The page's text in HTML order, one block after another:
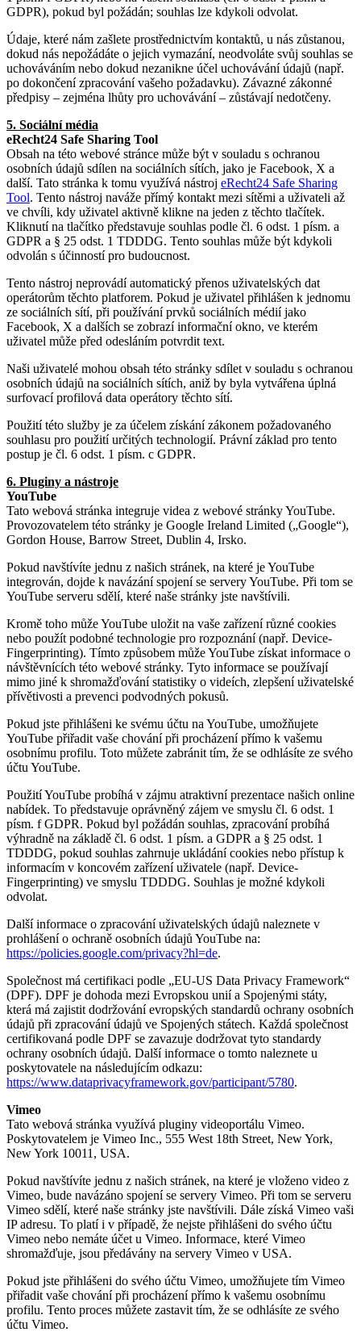
GDPR), pokud byl požádán; souhlas lze kdykoli odvolat.
Údaje, které nám zašlete prostřednictvím kontaktů, u nás zůstanou,
dokud nás nepožádáte o jejich vymazání, neodvoláte svůj souhlas se
uchováváním nebo dokud nezanikne účel uchovávání údajů (např.
po dokončení zpracování vašeho požadavku). Závazné zákonné
předpisy – zejména lhůty pro uchovávání – zůstávají nedotčeny.
5. Sociální média
eRecht24 Safe Sharing Tool
Obsah na této webové stránce může být v souladu s ochranou
osobních údajů sdílen na sociálních sítích, jako je Facebook, X a
další. Tato stránka k tomu využívá nástroj eRecht24 Safe Sharing
Tool. Tento nástroj naváže přímý kontakt mezi sítěmi a uživateli až
ve chvíli, kdy uživatel aktivně klikne na jeden z těchto tlačítek.
Kliknutí na tlačítko představuje souhlas podle čl. 6 odst. 1 písm. a
GDPR a § 25 odst. 1 TDDDG. Tento souhlas může být kdykoli
odvolán s účinností pro budoucnost.
Tento nástroj neprovádí automatický přenos uživatelských dat
operátorům těchto platforem. Pokud je uživatel přihlášen k jednomu
ze sociálních sítí, při používání prvků sociálních médií jako
Facebook, X a dalších se zobrazí informační okno, ve kterém
uživatel může před odesláním potvrdit text.
Naši uživatelé mohou obsah této stránky sdílet v souladu s ochranou
osobních údajů na sociálních sítích, aniž by byla vytvářena úplná
surfovací profilová data operátory těchto sítí.
Použití této služby je za účelem získání zákonem požadovaného
souhlasu pro použití určitých technologií. Právní základ pro tento
postup je čl. 6 odst. 1 písm. c GDPR.
6. Pluginy a nástroje
YouTube
Tato webová stránka integruje videa z webové stránky YouTube.
Provozovatelem této stránky je Google Ireland Limited („Google“),
Gordon House, Barrow Street, Dublin 4, Irsko.
Pokud navštívíte jednu z našich stránek, na které je YouTube
integrován, dojde k navázání spojení se servery YouTube. Při tom se
YouTube serveru sdělí, které naše stránky jste navštívili.
Kromě toho může YouTube uložit na vaše zařízení různé cookies
nebo použít podobné technologie pro rozpoznání (např. Device-
Fingerprinting). Tímto způsobem může YouTube získat informace o
návštěvnících této webové stránky. Tyto informace se používají
mimo jiné k shromažďování statistiky o videích, zlepšení uživatelské
přívětivosti a prevenci podvodných pokusů.
Pokud jste přihlášeni ke svému účtu na YouTube, umožňujete
YouTube přiřadit vaše chování při procházení přímo k vašemu
osobnímu profilu. Toto můžete zabránit tím, že se odhlásíte ze svého
účtu YouTube.
Použití YouTube probíhá v zájmu atraktivní prezentace našich online
nabídek. To představuje oprávněný zájem ve smyslu čl. 6 odst. 1
písm. f GDPR. Pokud byl požádán souhlas, zpracování probíhá
výhradně na základě čl. 6 odst. 1 písm. a GDPR a § 25 odst. 1
TDDDG, pokud souhlas zahrnuje ukládání cookies nebo přístup k
informacím v koncovém zařízení uživatele (např. Device-
Fingerprinting) ve smyslu TDDDG. Souhlas je možné kdykoli
odvolat.
Další informace o zpracování uživatelských údajů naleznete v
prohlášení o ochraně osobních údajů YouTube na:
https://policies.google.com/privacy?hl=de.
Společnost má certifikaci podle „EU-US Data Privacy Framework“
(DPF). DPF je dohoda mezi Evropskou unií a Spojenými státy,
která má zajistit dodržování evropských standardů ochrany osobních
údajů při zpracování údajů ve Spojených státech. Každá společnost
certifikovaná podle DPF se zavazuje dodržovat tyto standardy
ochrany osobních údajů. Další informace o tomto naleznete u
poskytovatele na následujícím odkazu:
https://www.dataprivacyframework.gov/participant/5780.
Vimeo
Tato webová stránka využívá pluginy videoportálu Vimeo.
Poskytovatelem je Vimeo Inc., 555 West 18th Street, New York,
New York 10011, USA.
Pokud navštívíte jednu z našich stránek, na které je vloženo video z
Vimeo, bude navázáno spojení se servery Vimeo. Při tom se serveru
Vimeo sdělí, které naše stránky jste navštívili. Dále získá Vimeo vaši
IP adresu. To platí i v případě, že nejste přihlášeni do svého účtu
Vimeo nebo nemáte účet u Vimeo. Informace, které Vimeo
shromažďuje, jsou předávány na servery Vimeo v USA.
Pokud jste přihlášeni do svého účtu Vimeo, umožňujete tím Vimeo
přiřadit vaše chování při procházení přímo k vašemu osobnímu
profilu. Tento proces můžete zastavit tím, že se odhlásíte ze svého
účtu Vimeo.